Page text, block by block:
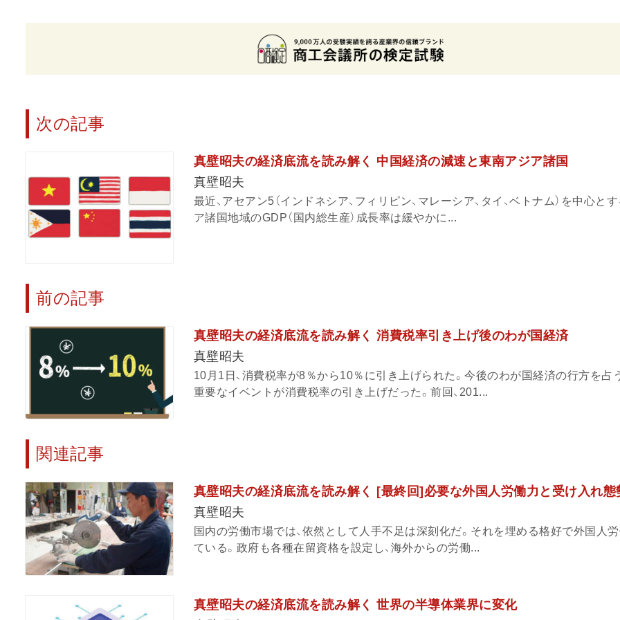
次の記事
真壁昭夫の経済底流を読み解く 中国経済の減速と東南アジア諸国
真壁昭夫
最近、アセアン5（インドネシア、フィリピン、マレーシア、タイ、ベトナム）を中心と
ア諸国地域のGDP（国内総生産）成長率は緩やかに...
前の記事
真壁昭夫の経済底流を読み解く 消費税率引き上げ後のわが国経済
真壁昭夫
10月1日、消費税率が8％から10％に引き上げられた。今後のわが国経済の行方を占
重要なイベントが消費税率の引き上げだった。前回、201...
関連記事
真壁昭夫の経済底流を読み解く [最終回]必要な外国人労働力と受け入れ態
真壁昭夫
国内の労働市場では、依然として人手不足は深刻化だ。それを埋める格好で外国人
ている。政府も各種在留資格を設定し、海外からの労働...
真壁昭夫の経済底流を読み解く 世界の半導体業界に変化